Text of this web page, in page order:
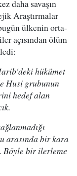
daha savaşın
Araştırmalar
ülkenin orta-
açısından ölüm
hükümet
Husi grubunun
hedef alan
arasında bir kara
Böyle bir ilerleme